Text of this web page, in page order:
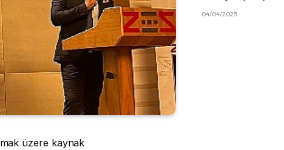
üzere kaynak
04/04/2025